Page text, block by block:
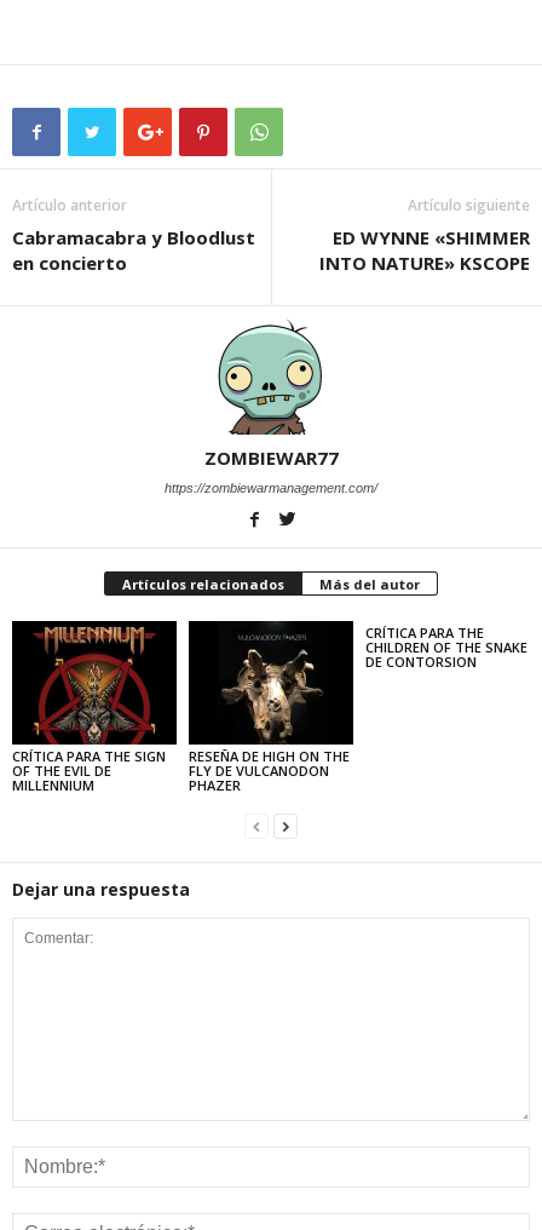
Artículo anterior
Cabramacabra y Bloodlust
en concierto
Artículo siguiente
ED WYNNE «SHIMMER
INTO NATURE» KSCOPE
ZOMBIEWAR77
https://zombiewarmanagement.com/
Artículos relacionados Más del autor
CRÍTICA PARA THE SIGN
OF THE EVIL DE
MILLENNIUM
RESEÑA DE HIGH ON THE
FLY DE VULCANODON
PHAZER
CRÍTICA PARA THE
CHILDREN OF THE SNAKE
DE CONTORSION
Dejar una respuesta